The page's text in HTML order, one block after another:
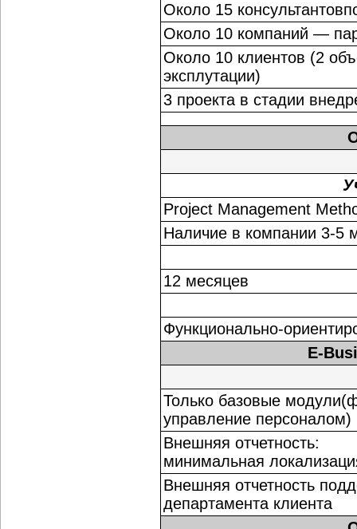
Около 15
Около 10 компаний —
Около 10 клиентов (2
эксплутации)
3 проекта в стадии
Project Management
Наличие в компании 3-5
12 месяцев
Функционально-
E-
Только базовые
управление персоналом)
Внешняя отчетность:
минимальная
Внешняя отчетность
департамента клиента